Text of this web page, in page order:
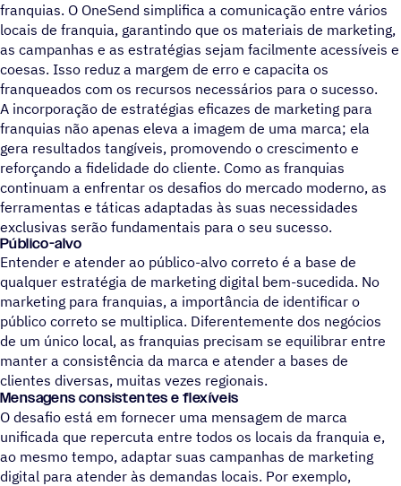
franquias. O OneSend simplifica a comunicação entre vários
locais de franquia, garantindo que os materiais de marketing,
as campanhas e as estratégias sejam facilmente acessíveis e
coesas. Isso reduz a margem de erro e capacita os
franqueados com os recursos necessários para o sucesso.
A incorporação de estratégias eficazes de marketing para
franquias não apenas eleva a imagem de uma marca; ela
gera resultados tangíveis, promovendo o crescimento e
reforçando a fidelidade do cliente. Como as franquias
continuam a enfrentar os desafios do mercado moderno, as
ferramentas e táticas adaptadas às suas necessidades
exclusivas serão fundamentais para o seu sucesso.
Público-alvo
Entender e atender ao público-alvo correto é a base de
qualquer estratégia de marketing digital bem-sucedida. No
marketing para franquias, a importância de identificar o
público correto se multiplica. Diferentemente dos negócios
de um único local, as franquias precisam se equilibrar entre
manter a consistência da marca e atender a bases de
clientes diversas, muitas vezes regionais.
Mensagens consistentes e flexíveis
O desafio está em fornecer uma mensagem de marca
unificada que repercuta entre todos os locais da franquia e,
ao mesmo tempo, adaptar suas campanhas de marketing
digital para atender às demandas locais. Por exemplo,